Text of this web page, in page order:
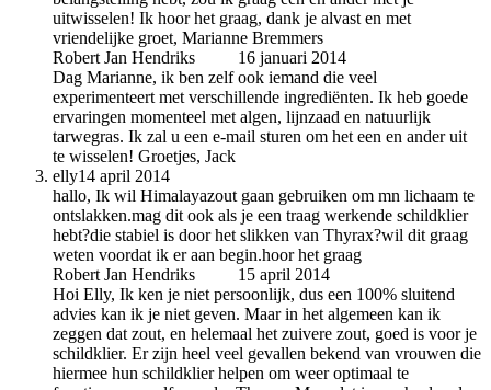
uitwisselen! Ik hoor het graag, dank je alvast en met
vriendelijke groet, Marianne Bremmers
Robert Jan Hendriks
16 januari 2014
Dag Marianne, ik ben zelf ook iemand die veel
experimenteert met verschillende ingrediënten. Ik heb goede
ervaringen momenteel met algen, lijnzaad en natuurlijk
tarwegras. Ik zal u een e-mail sturen om het een en ander uit
te wisselen! Groetjes, Jack
elly14 april 2014
hallo, Ik wil Himalayazout gaan gebruiken om mn lichaam te
ontslakken.mag dit ook als je een traag werkende schildklier
hebt?die stabiel is door het slikken van Thyrax?wil dit graag
weten voordat ik er aan begin.hoor het graag
Robert Jan Hendriks
15 april 2014
Hoi Elly, Ik ken je niet persoonlijk, dus een 100% sluitend
advies kan ik je niet geven. Maar in het algemeen kan ik
zeggen dat zout, en helemaal het zuivere zout, goed is voor je
schildklier. Er zijn heel veel gevallen bekend van vrouwen die
hiermee hun schildklier helpen om weer optimaal te